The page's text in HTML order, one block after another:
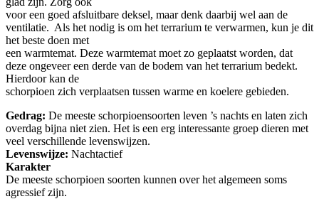
voor een goed afsluitbare deksel, maar denk daarbij wel aan de
ventilatie. Als het nodig is om het terrarium te verwarmen, kun je dit
het beste doen met
een warmtemat. Deze warmtemat moet zo geplaatst worden, dat
deze ongeveer een derde van de bodem van het terrarium bedekt.
Hierdoor kan de
schorpioen zich verplaatsen tussen warme en koelere gebieden.
Gedrag: De meeste schorpioensoorten leven ’s nachts en laten zich
overdag bijna niet zien. Het is een erg interessante groep dieren met
veel verschillende levenswijzen.
Levenswijze: Nachtactief
De meeste schorpioen soorten kunnen over het algemeen soms
agressief zijn.